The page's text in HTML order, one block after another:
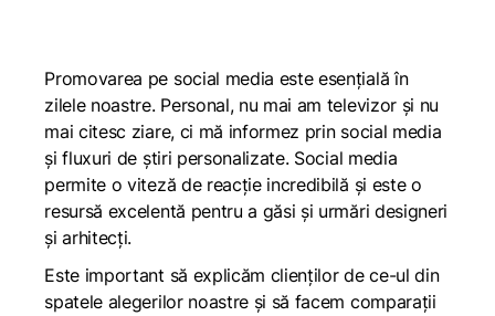
Promovarea pe social media este esențială în
zilele noastre. Personal, nu mai am televizor și nu
mai citesc ziare, ci mă informez prin social media
și fluxuri de știri personalizate. Social media
permite o viteză de reacție incredibilă și este o
resursă excelentă pentru a găsi și urmări designeri
și arhitecți.
Este important să explicăm clienților de ce-ul din
spatele alegerilor noastre și să facem comparații